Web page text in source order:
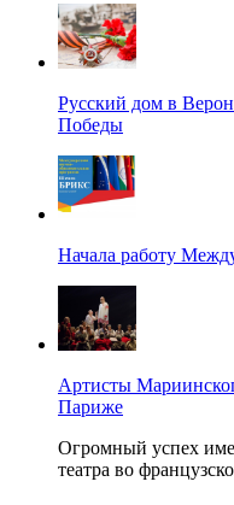
Русский дом в
Победы
Начала работу
Артисты
Париже
Огромный успех
театра во